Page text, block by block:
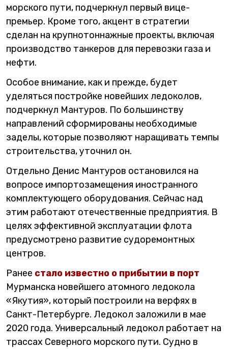
морского пути, подчеркнул первый вице-
премьер. Кроме того, акцент в стратегии
сделан на крупнотоннажные проекты, включая
производство танкеров для перевозки газа и
нефти.
Особое внимание, как и прежде, будет
уделяться постройке новейших ледоколов,
подчеркнул Мантуров. По большинству
направлений сформированы необходимые
заделы, которые позволяют наращивать темпы
строительства, уточнил он.
Отдельно Денис Мантуров остановился на
вопросе импортозамещения иностранного
комплектующего оборудования. Сейчас над
этим работают отечественные предприятия. В
целях эффективной эксплуатации флота
предусмотрено развитие судоремонтных
центров.
Ранее стало известно о прибытии в порт
Мурманска новейшего атомного ледокола
«Якутия», который построили на верфях в
Санкт-Петербурге. Ледокол заложили в мае
2020 года. Универсальный ледокол работает на
трассах Северного морского пути. Судно в